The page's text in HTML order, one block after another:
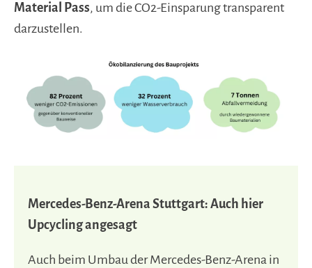
Material Pass, um die CO2-Einsparung transparent
darzustellen.
Mercedes-Benz-Arena Stuttgart: Auch hier
Upcycling angesagt
Auch beim Umbau der Mercedes-Benz-Arena in